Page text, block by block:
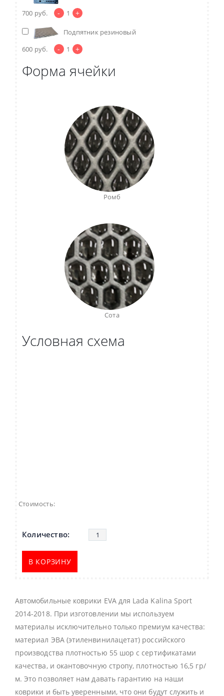
700 руб. - 1 +
Подпятник резиновый
600 руб. - 1 +
Форма ячейки
Ромб
Сота
Условная схема
Стоимость:
В КОРЗИНУ
Автомобильные коврики EVA для Lada Kalina Sport
2014-2018. При изготовлении мы используем
материалы исключительно только премиум качества:
материал ЭВА (этиленвинилацетат) российского
производства плотностью 55 шор с сертификатами
качества, и окантовочную стропу, плотностью 16,5 гр/
м. Это позволяет нам давать гарантию на наши
коврики и быть уверенными, что они будут служить и